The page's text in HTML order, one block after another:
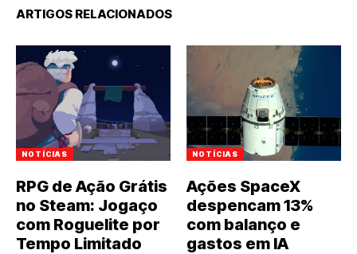
ARTIGOS RELACIONADOS
NOTÍCIAS
RPG de Ação Grátis
no Steam: Jogaço
com Roguelite por
Tempo Limitado
NOTÍCIAS
Ações SpaceX
despencam 13%
com balanço e
gastos em IA